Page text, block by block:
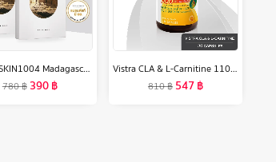
[1แถม1]SKIN1004 Madagascar Centella Watergel Sheet Ampoule Mask (1 กล่อง 5 แผ่น)
780฿ 390฿
Vistra CLA & L-Carnitine 1100 mg Plus Vitamin E - วิสทร้า ซีแอลเอ แอนด์ แอล-คาร์นิทีน 1100 มก. พลัส วิตามินอี (30 เม็ด)
810฿ 547฿